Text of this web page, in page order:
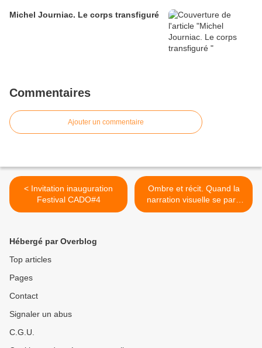
Michel Journiac. Le corps transfiguré
Commentaires
Ajouter un commentaire
< Invitation inauguration
Festival CADO#4
Ombre et récit. Quand la
narration visuelle se pare
de sombre >
Hébergé par Overblog
Top articles
Pages
Contact
Signaler un abus
C.G.U.